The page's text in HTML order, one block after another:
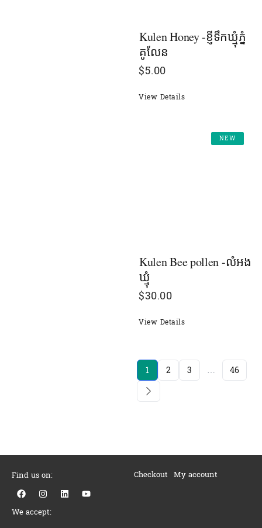
Kulen Honey -ខ្ញីទឹកឃ្មុំភំ្ន
គូលែន
$5.00
View Details
NEW
Kulen Bee pollen -លំអង
ឃ្មុំ
$30.00
View Details
1 2 3 … 46
Find us on:
F
a
e
I
n
t
L
i
Y
o
We accept:
Checkout My account